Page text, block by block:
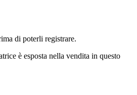
di poterli registrare.
è esposta nella vendita in questo